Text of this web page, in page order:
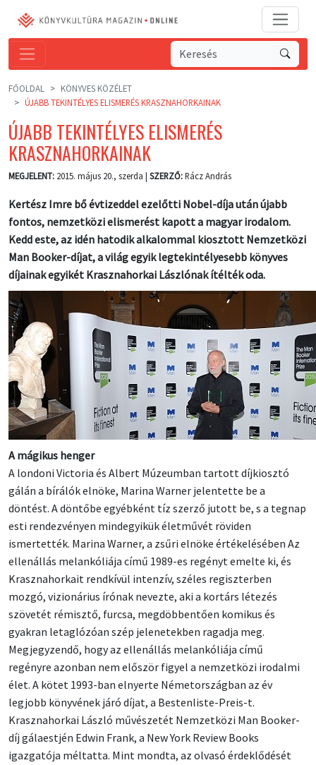
FŐOLDAL
KÖNYVES KÖZÉLET
ÚJABB TEKINTÉLYES ELISMERÉS KRASZNAHORKAINAK
ÚJABB TEKINTÉLYES ELISMERÉS
KRASZNAHORKAINAK
MEGJELENT: 2015. május 20., szerda | SZERZŐ:Rácz András
Kertész Imre bő évtizeddel ezelőtti Nobel-díja után újabb
fontos, nemzetközi elismerést kapott a magyar irodalom.
Kedd este, az idén hatodik alkalommal kiosztott Nemzetközi
Man Booker-díjat, a világ egyik legtekintélyesebb könyves
díjainak egyikét Krasznahorkai Lászlónak ítélték oda.
A mágikus henger
A londoni Victoria és Albert Múzeumban tartott díjkiosztó
gálán a bírálók elnöke, Marina Warner jelentette be a
döntést. A döntőbe egyébként tíz szerző jutott be, s a tegnap
esti rendezvényen mindegyikük életművét röviden
ismertették. Marina Warner, a zsűri elnöke értékelésében Az
ellenállás melankóliája című 1989-es regényt emelte ki, és
Krasznahorkait rendkívül intenzív, széles regiszterben
mozgó, vizionárius írónak nevezte, aki a kortárs létezés
szövetét rémisztő, furcsa, megdöbbentően komikus és
gyakran letaglózóan szép jelenetekben ragadja meg.
Megjegyzendő, hogy az ellenállás melankóliája című
regényre azonban nem először figyel a nemzetközi irodalmi
élet. A kötet 1993-ban elnyerte Németországban az év
legjobb könyvének járó díjat, a Bestenliste-Preis-t.
Krasznahorkai László művészetét Nemzetközi Man Booker-
díj gálaestjén Edwin Frank, a New York Review Books
igazgatója méltatta. Mint mondta, az olvasó érdeklődését